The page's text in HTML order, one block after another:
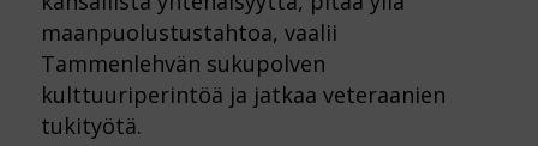
maanpuolustustahtoa, vaalii
Tammenlehvän sukupolven
kulttuuriperintöä ja jatkaa veteraanien
tukityötä.